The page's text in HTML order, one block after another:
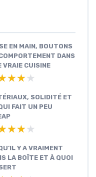
EN MAIN, BOUTONS
DANS
VRAIE CUISINE
SOLIDITÉ ET
FAIT UN PEU
Y A VRAIMENT
LA BOÎTE ET À QUOI